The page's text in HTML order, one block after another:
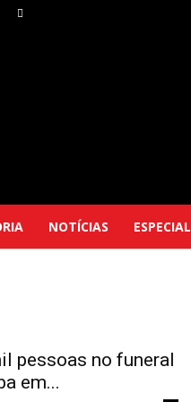
NOTÍCIAS ESPECIAL
pessoas no funeral
em...